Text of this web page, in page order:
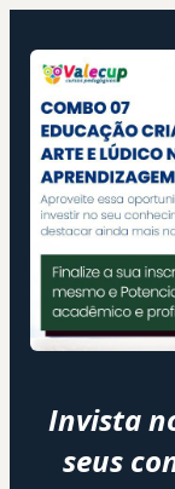
Invista
seus